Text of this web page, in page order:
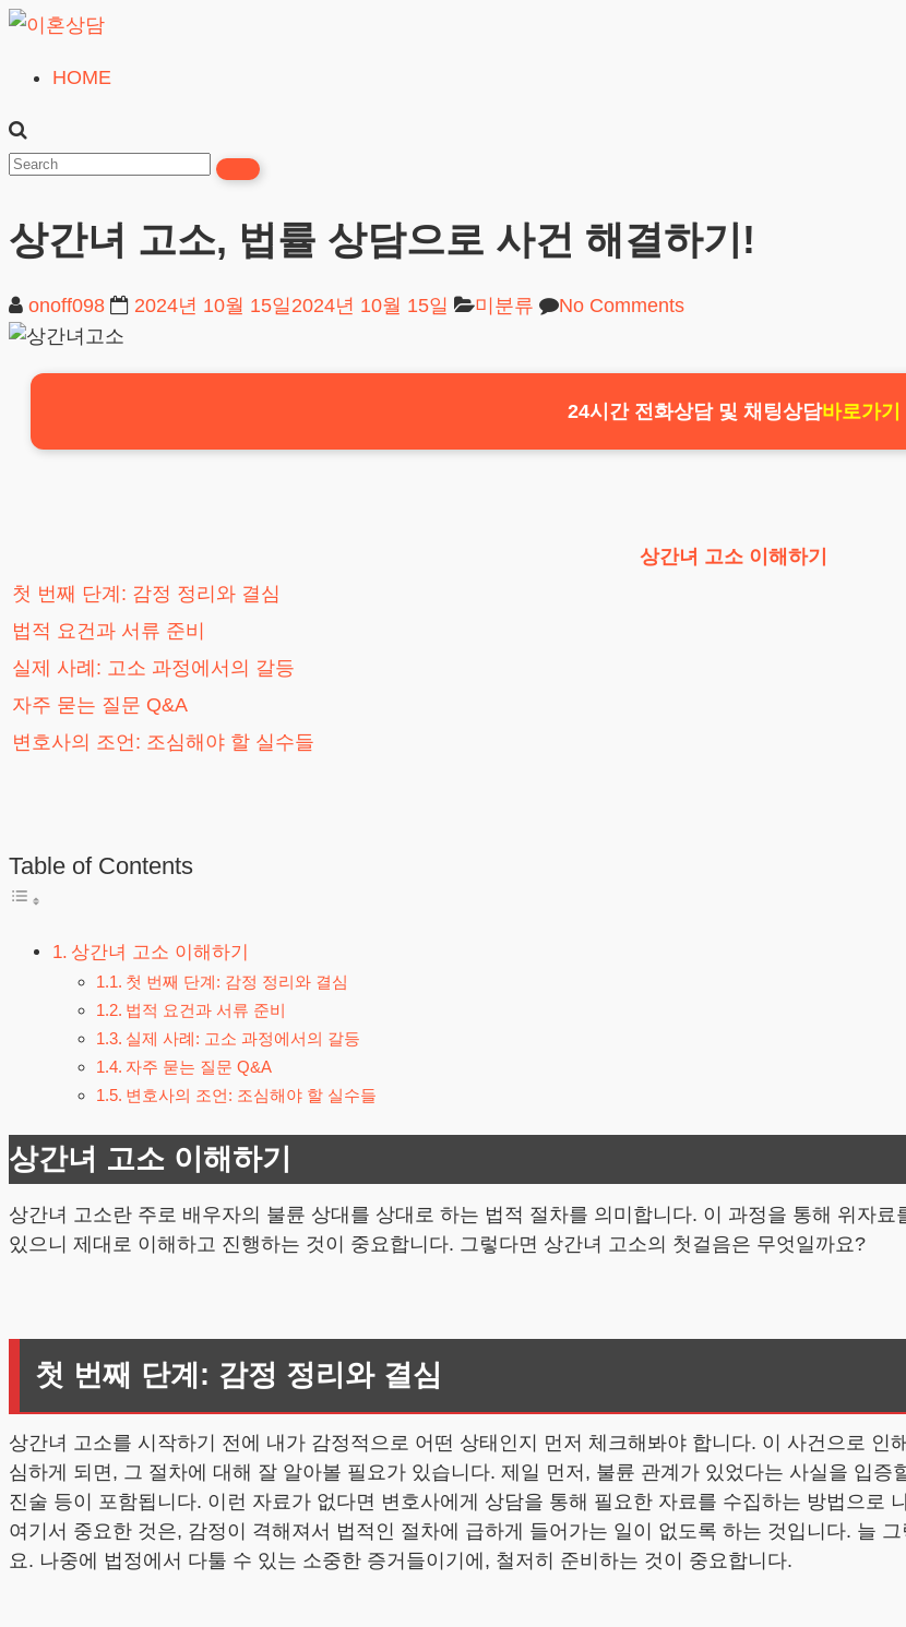
Skip
content
혼
상
24시간365일
HOME
상간녀 고소, 법률 상담으로 사건 해결하기!
onoff098 2024년 10월 15일 2024년 10월 15일 미분류 No Comments
24시간 전화상담 및 채팅상담바로가기
상간녀 고소 이해하기
첫 번째 단계: 감정 정리와 결심
법적 요건과 서류 준비
실제 사례: 고소 과정에서의 갈등
자주 묻는 질문 Q&A
변호사의 조언: 조심해야 할 실수들
Table of Contents
상간녀 고소 이해하기
첫 번째 단계: 감정 정리와 결심
법적 요건과 서류 준비
실제 사례: 고소 과정에서의 갈등
자주 묻는 질문 Q&A
변호사의 조언: 조심해야 할 실수들
상간녀 고소 이해하기
상간녀 고소란 주로 배우자의 불륜 상대를 상대로 하는 법적 절차를 의미합니다. 이 과정을 통해 위자
있으니 제대로 이해하고 진행하는 것이 중요합니다. 그렇다면 상간녀 고소의 첫걸음은 무엇일까요?
첫 번째 단계: 감정 정리와 결심
상간녀 고소를 시작하기 전에 내가 감정적으로 어떤 상태인지 먼저 체크해봐야 합니다. 이 사건으로
심하게 되면, 그 절차에 대해 잘 알아볼 필요가 있습니다. 제일 먼저, 불륜 관계가 있었다는 사실을 입
진술 등이 포함됩니다. 이런 자료가 없다면 변호사에게 상담을 통해 필요한 자료를 수집하는 방법으로
여기서 중요한 것은, 감정이 격해져서 법적인 절차에 급하게 들어가는 일이 없도록 하는 것입니다. 늘
요. 나중에 법정에서 다툴 수 있는 소중한 증거들이기에, 철저히 준비하는 것이 중요합니다.